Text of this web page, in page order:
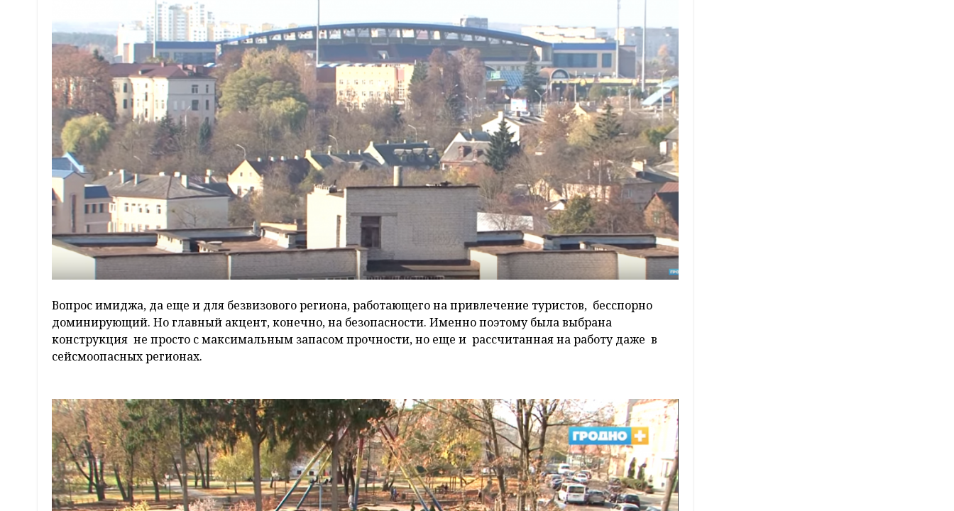
Вопрос имиджа, да еще и для безвизового региона, работающего на привлечение туристов, бесспорно
доминирующий. Но главный акцент, конечно, на безопасности. Именно поэтому была выбрана
конструкция не просто с максимальным запасом прочности, но еще и рассчитанная на работу даже в
сейсмоопасных регионах.